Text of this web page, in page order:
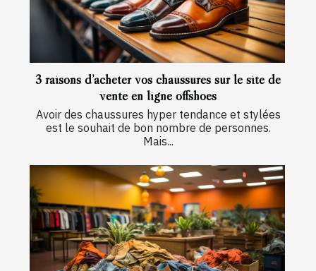
3 raisons d’acheter vos chaussures sur le site de
vente en ligne offshoes
Avoir des chaussures hyper tendance et stylées
est le souhait de bon nombre de personnes.
Mais...